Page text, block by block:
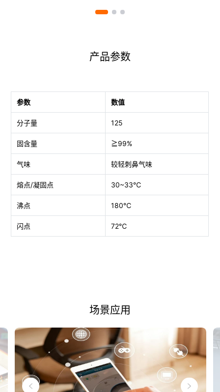
产品参数
参数 数值
分子量 125
固含量 ≧99%
气味 较轻刺鼻气味
熔点/凝固点 30~33℃
沸点 180℃
闪点 72℃
场景应用